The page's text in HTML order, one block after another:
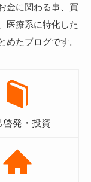
金に関わる事、買
医療系に特化した
めたブログです。
啓発・投資